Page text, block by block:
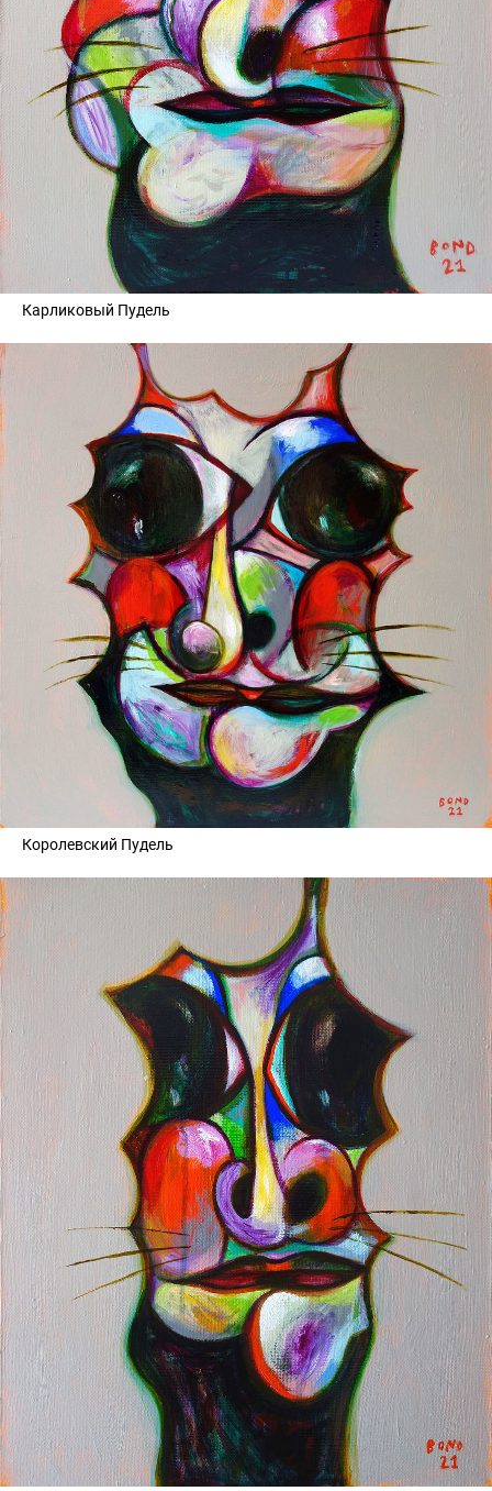
Карликовый Пудель
Королевский Пудель